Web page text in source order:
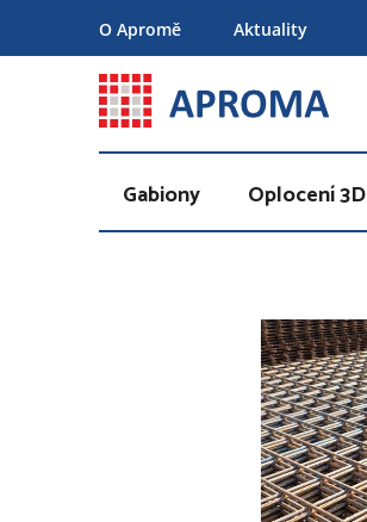
obsah
O Apromě Aktuality
Gabiony Oplocení 3D